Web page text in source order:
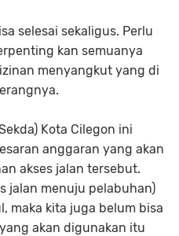
selesai sekaligus. Perlu
kan semuanya
menyangkut yang di
Kota Cilegon ini
anggaran yang akan
akses jalan tersebut.
jalan menuju pelabuhan)
maka kita juga belum bisa
akan digunakan itu